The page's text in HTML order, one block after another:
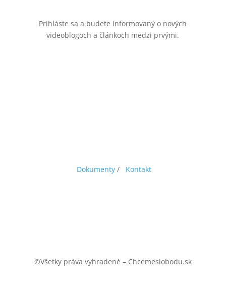
Prihláste sa a budete informovaný o nových
videoblogoch a článkoch medzi prvými.
Dokumenty/ Kontakt
©Všetky práva vyhradené – Chcemeslobodu.sk